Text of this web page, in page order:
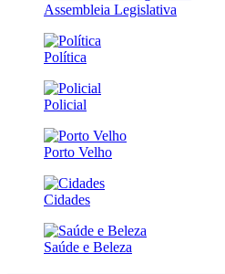
Assembleia Legislativa
Política
Policial
Porto Velho
Cidades
Saúde e Beleza